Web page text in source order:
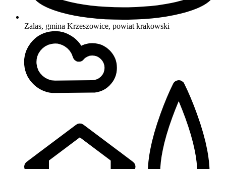
Zalas, gmina Krzeszowice, powiat krakowski